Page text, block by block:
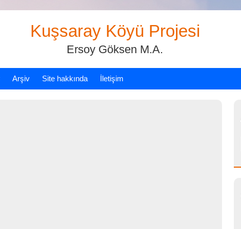
Kuşsaray Köyü Projesi
Ersoy Göksen M.A.
Arşiv Site hakkında İletişim